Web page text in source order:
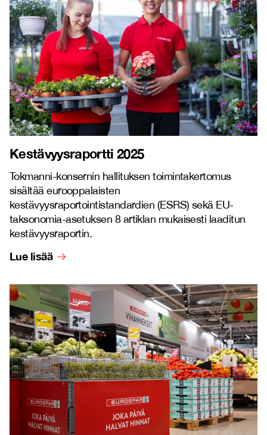
Kestävyysraportti 2025
Tokmanni-konsernin hallituksen toimintakertomus
sisältää eurooppalaisten
kestävyysraportointistandardien (ESRS) sekä EU-
taksonomia-asetuksen 8 artiklan mukaisesti laaditun
kestävyysraportin.
Lue lisää